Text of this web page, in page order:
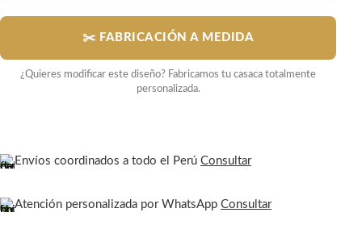
✂️ FABRICACIÓN A MEDIDA
¿Quieres modificar este diseño? Fabricamos tu casaca totalmente
personalizada.
Envíos coordinados a todo el Perú Consultar
Atención personalizada por WhatsApp Consultar